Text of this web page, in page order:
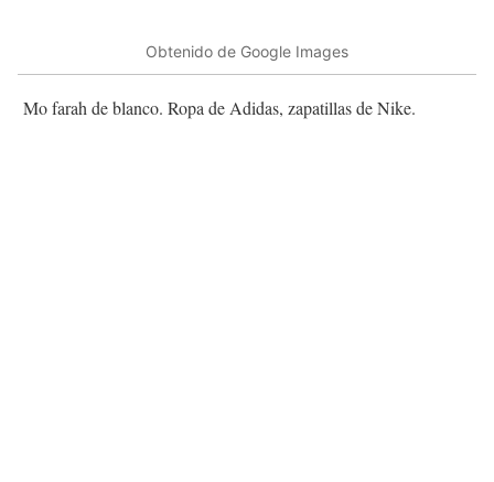
Obtenido de Google Images
Mo farah de blanco. Ropa de Adidas, zapatillas de Nike.